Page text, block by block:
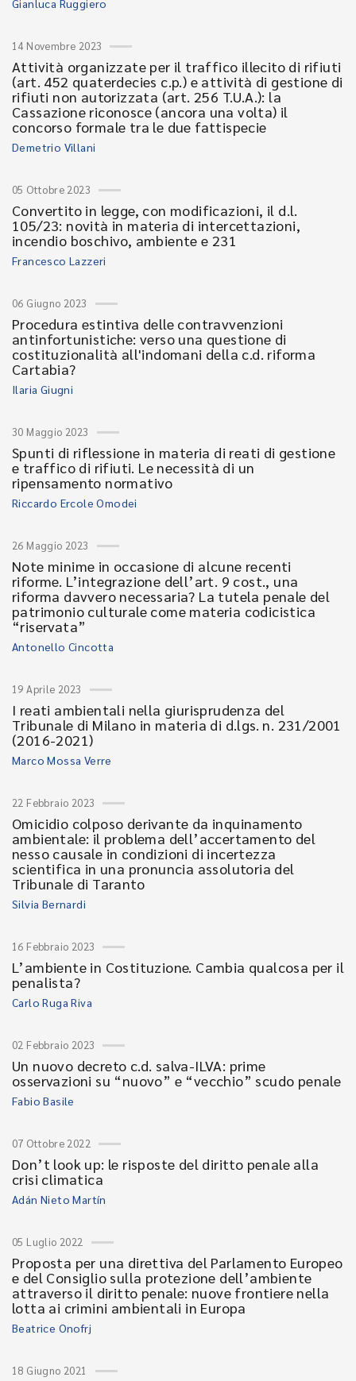
Gianluca Ruggiero
14 Novembre 2023
Attività organizzate per il traffico illecito di rifiuti
(art. 452 quaterdecies c.p.) e attività di gestione di
rifiuti non autorizzata (art. 256 T.U.A.): la
Cassazione riconosce (ancora una volta) il
concorso formale tra le due fattispecie
Demetrio Villani
05 Ottobre 2023
Convertito in legge, con modificazioni, il d.l.
105/23: novità in materia di intercettazioni,
incendio boschivo, ambiente e 231
Francesco Lazzeri
06 Giugno 2023
Procedura estintiva delle contravvenzioni
antinfortunistiche: verso una questione di
costituzionalità all'indomani della c.d. riforma
Cartabia?
Ilaria Giugni
30 Maggio 2023
Spunti di riflessione in materia di reati di gestione
e traffico di rifiuti. Le necessità di un
ripensamento normativo
Riccardo Ercole Omodei
26 Maggio 2023
Note minime in occasione di alcune recenti
riforme. L’integrazione dell’art. 9 cost., una
riforma davvero necessaria? La tutela penale del
patrimonio culturale come materia codicistica
“riservata”
Antonello Cincotta
19 Aprile 2023
I reati ambientali nella giurisprudenza del
Tribunale di Milano in materia di d.lgs. n. 231/2001
(2016-2021)
Marco Mossa Verre
22 Febbraio 2023
Omicidio colposo derivante da inquinamento
ambientale: il problema dell’accertamento del
nesso causale in condizioni di incertezza
scientifica in una pronuncia assolutoria del
Tribunale di Taranto
Silvia Bernardi
16 Febbraio 2023
L’ambiente in Costituzione. Cambia qualcosa per il
penalista?
Carlo Ruga Riva
02 Febbraio 2023
Un nuovo decreto c.d. salva-ILVA: prime
osservazioni su “nuovo” e “vecchio” scudo penale
Fabio Basile
07 Ottobre 2022
Don’t look up: le risposte del diritto penale alla
crisi climatica
Adán Nieto Martín
05 Luglio 2022
Proposta per una direttiva del Parlamento Europeo
e del Consiglio sulla protezione dell’ambiente
attraverso il diritto penale: nuove frontiere nella
lotta ai crimini ambientali in Europa
Beatrice Onofrj
18 Giugno 2021